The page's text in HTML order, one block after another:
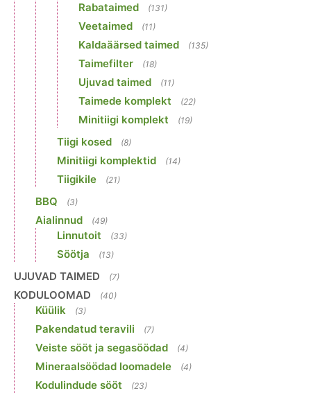
Rabataimed (131)
Veetaimed (11)
Kaldaäärsed taimed (135)
Taimefilter (18)
Ujuvad taimed (11)
Taimede komplekt (22)
Minitiigi komplekt (19)
Tiigi kosed (8)
Minitiigi komplektid (14)
Tiigikile (21)
BBQ (3)
Aialinnud (49)
Linnutoit (33)
Söötja (13)
UJUVAD TAIMED (7)
KODULOOMAD (40)
Küülik (3)
Pakendatud teravili (7)
Veiste sööt ja segasöödad (4)
Mineraalsöödad loomadele (4)
Kodulindude sööt (23)